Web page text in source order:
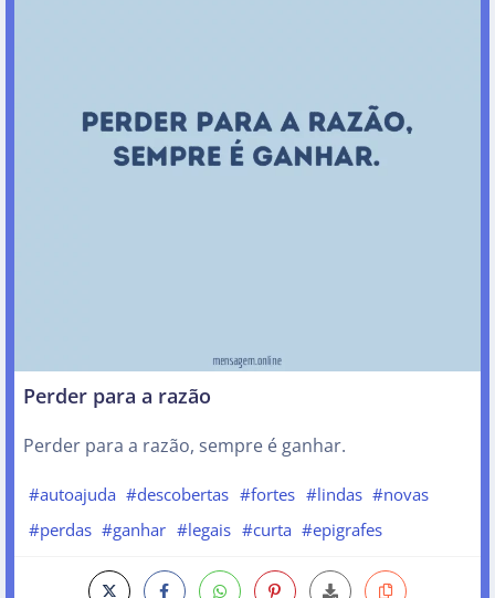
Perder para a razão
Perder para a razão, sempre é ganhar.
#autoajuda #descobertas #fortes #lindas #novas
#perdas #ganhar #legais #curta #epigrafes